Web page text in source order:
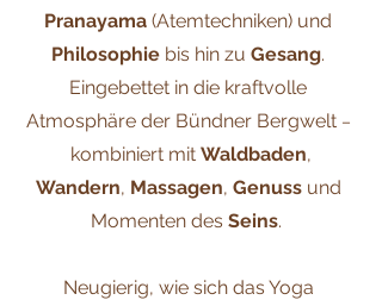
Pranayama (Atemtechniken) und
Philosophie bis hin zu Gesang.
Eingebettet in die kraftvolle
Atmosphäre der Bündner Bergwelt –
kombiniert mit Waldbaden,
Wandern, Massagen, Genussund
Momenten des Seins.
Neugierig, wie sich das Yoga